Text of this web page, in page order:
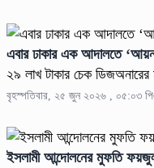
এবার ঢাকার এক আদালতে
২৯ লাখ টাকার চেক
বৃহস্পতিবার, ২৫ জুন ২০২৬ , ০৫:০৩
ইসলামী আন্দোলনের মুফতি ফয়জুল